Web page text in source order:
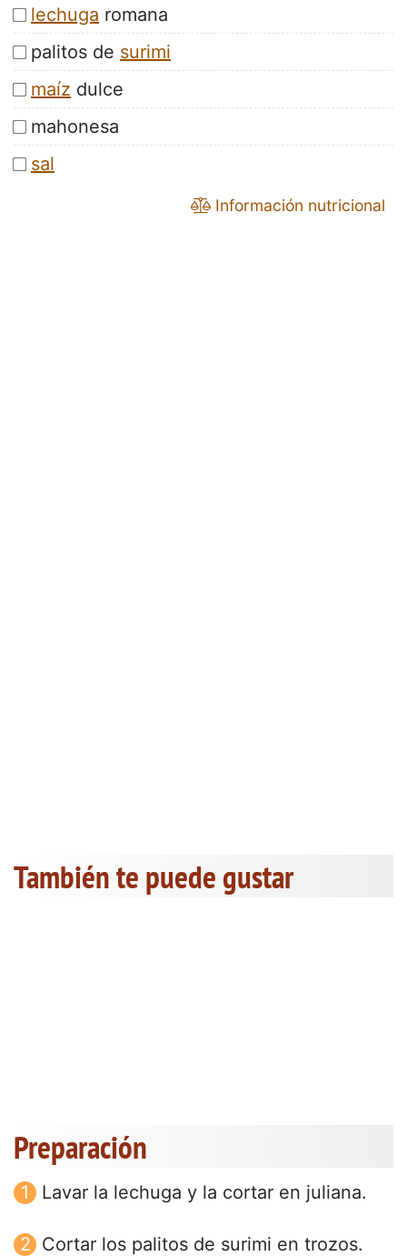
lechuga romana
palitos de surimi
maíz dulce
mahonesa
sal
Información nutricional
También te puede gustar
Preparación
Lavar la lechuga y la cortar en juliana.
Cortar los palitos de surimi en trozos.